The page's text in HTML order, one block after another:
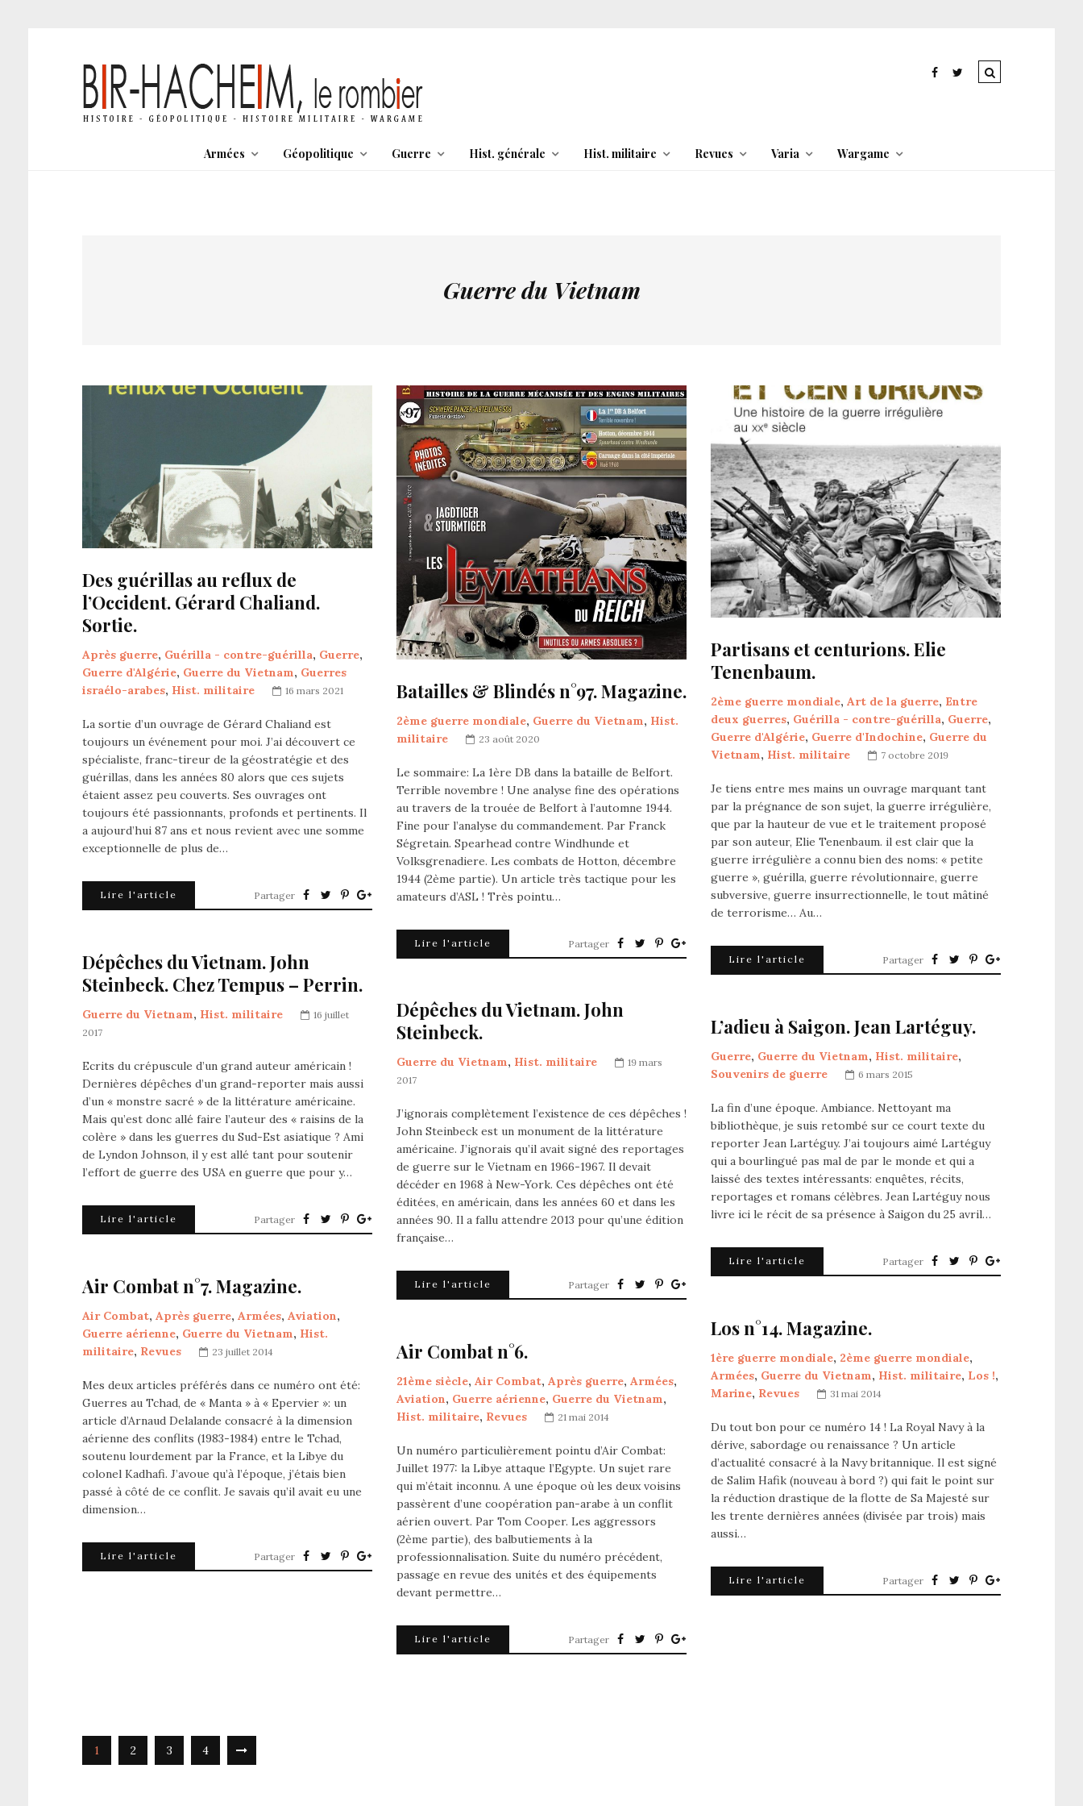
Armées Géopolitique Guerre Hist. générale Hist. militaire Revues Varia Wargame
Guerre du Vietnam
Des guérillas au reflux de
l’Occident. Gérard Chaliand.
Sortie.
Après guerre, Guérilla - contre-guérilla, Guerre,
Guerre d'Algérie, Guerre du Vietnam, Guerres
israélo-arabes, Hist. militaire 16 mars 2021
La sortie d’un ouvrage de Gérard Chaliand est
toujours un événement pour moi. J’ai découvert ce
spécialiste, franc-tireur de la géostratégie et des
guérillas, dans les années 80 alors que ces sujets
étaient assez peu couverts. Ses ouvrages ont
toujours été passionnants, profonds et pertinents. Il
a aujourd’hui 87 ans et nous revient avec une somme
exceptionnelle de plus de…
Lire l'article Partager
Batailles & Blindés n°97. Magazine.
2ème guerre mondiale, Guerre du Vietnam, Hist.
militaire
23 août 2020
Le sommaire: La 1ère DB dans la bataille de Belfort.
Terrible novembre ! Une analyse fine des opérations
au travers de la trouée de Belfort à l’automne 1944.
Fine pour l’analyse du commandement. Par Franck
Ségretain. Spearhead contre Windhunde et
Volksgrenadiere. Les combats de Hotton, décembre
1944 (2ème partie). Un article très tactique pour les
amateurs d’ASL ! Très pointu…
Lire l'article Partager
Partisans et centurions. Elie
Tenenbaum.
2ème guerre mondiale, Art de la guerre, Entre
deux guerres, Guérilla - contre-guérilla, Guerre,
Guerre d'Algérie, Guerre d'Indochine, Guerre du
Vietnam, Hist. militaire 7 octobre 2019
Je tiens entre mes mains un ouvrage marquant tant
par la prégnance de son sujet, la guerre irrégulière,
que par la hauteur de vue et le traitement proposé
par son auteur, Elie Tenenbaum. il est clair que la
guerre irrégulière a connu bien des noms: « petite
guerre », guérilla, guerre révolutionnaire, guerre
subversive, guerre insurrectionnelle, le tout mâtiné
de terrorisme… Au…
Lire l'article Partager
Dépêches du Vietnam. John
Steinbeck. Chez Tempus – Perrin.
Guerre du Vietnam, Hist. militaire
16 juillet
2017
Ecrits du crépuscule d’un grand auteur américain !
Dernières dépêches d’un grand-reporter mais aussi
d’un « monstre sacré » de la littérature américaine.
Mais qu’est donc allé faire l’auteur des « raisins de la
colère » dans les guerres du Sud-Est asiatique ? Ami
de Lyndon Johnson, il y est allé tant pour soutenir
l’effort de guerre des USA en guerre que pour y…
Lire l'article Partager
Dépêches du Vietnam. John
Steinbeck.
Guerre du Vietnam, Hist. militaire
19 mars
2017
J’ignorais complètement l’existence de ces dépêches !
John Steinbeck est un monument de la littérature
américaine. J’ignorais qu’il avait signé des reportages
de guerre sur le Vietnam en 1966-1967. Il devait
décéder en 1968 à New-York. Ces dépêches ont été
éditées, en américain, dans les années 60 et dans les
années 90. Il a fallu attendre 2013 pour qu’une édition
française…
Lire l'article Partager
L’adieu à Saigon. Jean Lartéguy.
Guerre, Guerre du Vietnam, Hist. militaire,
Souvenirs de guerre
6 mars 2015
La fin d’une époque. Ambiance. Nettoyant ma
bibliothèque, je suis retombé sur ce court texte du
reporter Jean Lartéguy. J’ai toujours aimé Lartéguy
qui a bourlingué pas mal de par le monde et qui a
laissé des textes intéressants: enquêtes, récits,
reportages et romans célèbres. Jean Lartéguy nous
livre ici le récit de sa présence à Saigon du 25 avril…
Lire l'article Partager
Air Combat n°7. Magazine.
Air Combat, Après guerre, Armées, Aviation,
Guerre aérienne, Guerre du Vietnam, Hist.
militaire, Revues 23 juillet 2014
Mes deux articles préférés dans ce numéro ont été:
Guerres au Tchad, de « Manta » à « Epervier »: un
article d’Arnaud Delalande consacré à la dimension
aérienne des conflits (1983-1984) entre le Tchad,
soutenu lourdement par la France, et la Libye du
colonel Kadhafi. J’avoue qu’à l’époque, j’étais bien
passé à côté de ce conflit. Je savais qu’il avait eu une
dimension…
Lire l'article Partager
Los n°14. Magazine.
1ère guerre mondiale, 2ème guerre mondiale,
Armées, Guerre du Vietnam, Hist. militaire, Los !,
Marine, Revues 31 mai 2014
Du tout bon pour ce numéro 14 ! La Royal Navy à la
dérive, sabordage ou renaissance ? Un article
d’actualité consacré à la Navy britannique. Il est signé
de Salim Hafik (nouveau à bord ?) qui fait le point sur
la réduction drastique de la flotte de Sa Majesté sur
les trente dernières années (divisée par trois) mais
aussi…
Lire l'article Partager
Air Combat n°6.
21ème siècle, Air Combat, Après guerre, Armées,
Aviation, Guerre aérienne, Guerre du Vietnam,
Hist. militaire, Revues 21 mai 2014
Un numéro particulièrement pointu d’Air Combat:
Juillet 1977: la Libye attaque l’Egypte. Un sujet rare
qui m’était inconnu. A une époque où les deux voisins
passèrent d’une coopération pan-arabe à un conflit
aérien ouvert. Par Tom Cooper. Les aggressors
(2ème partie), des balbutiements à la
professionnalisation. Suite du numéro précédent,
passage en revue des unités et des équipements
devant permettre…
Lire l'article Partager
1 2 3 4